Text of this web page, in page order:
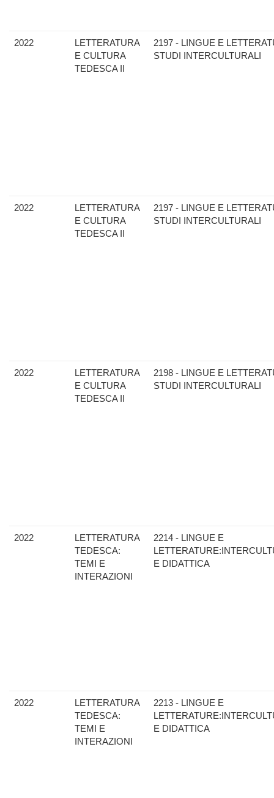
2022
LETTERATURA
E CULTURA
TEDESCA II
2197 - LINGUE E
STUDI INTERCULTURALI
2022
LETTERATURA
E CULTURA
TEDESCA II
2197 - LINGUE E
STUDI INTERCULTURALI
2022
LETTERATURA
E CULTURA
TEDESCA II
2198 - LINGUE E
STUDI INTERCULTURALI
2022
LETTERATURA
TEDESCA:
TEMI E
INTERAZIONI
2214 - LINGUE E
E DIDATTICA
2022
LETTERATURA
TEDESCA:
TEMI E
INTERAZIONI
2213 - LINGUE E
E DIDATTICA